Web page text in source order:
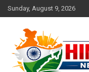
Skip
to
Sunday, August 9, 2026